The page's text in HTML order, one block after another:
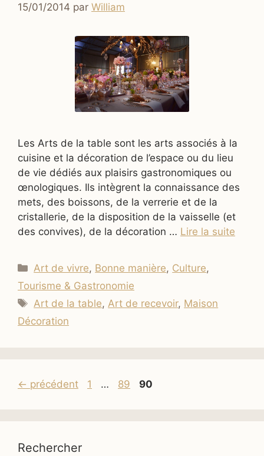
15/01/2014 par William
Les Arts de la table sont les arts associés à la
cuisine et la décoration de l’espace ou du lieu
de vie dédiés aux plaisirs gastronomiques ou
œnologiques. Ils intègrent la connaissance des
mets, des boissons, de la verrerie et de la
cristallerie, de la disposition de la vaisselle (et
des convives), de la décoration … Lire la suite
Catégories
Art de vivre, Bonne manière, Culture,
Tourisme & Gastronomie
Étiquettes
Art de la table, Art de recevoir, Maison
Décoration
← précédent Page
1 … Page
89 Page
90
Rechercher